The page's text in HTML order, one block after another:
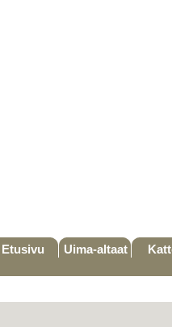
Etusivu Uima-altaat